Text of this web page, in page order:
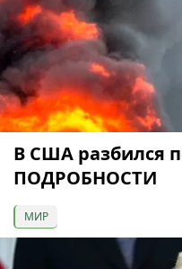
В США разбился
ПОДРОБНОСТИ
МИР